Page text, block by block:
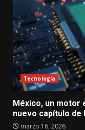
Tecnología
México, un motor
nuevo capítulo de
marzo 16, 2026